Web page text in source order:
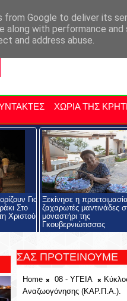
Ρέθυμνο Επαρχία
ΧΩΡΙΑ ΤΗΣ
Για
Στο
Χριστού
Ξεκίνησε η προετοιμασία
ζαχαρωτές μαντινάδες
μοναστήρι της
Γκουβερνιώτισσας
ΣΑΣ ΠΡΟΤΕΙΝΟΥΜΕ
Home 08 - ΥΓΕΙΑ
Αναζωογόνησης (ΚΑΡ.Π.Α.).
from Google to deliver its
along with performance
and address abuse.